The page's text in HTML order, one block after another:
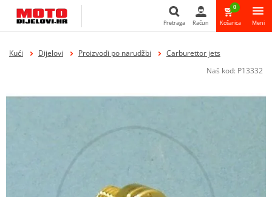
Pretraga
Pretraga Račun
0
Košarica Meni
Kući Dijelovi Proizvodi po narudžbi
Carburettor jets
Naš kod: P13332